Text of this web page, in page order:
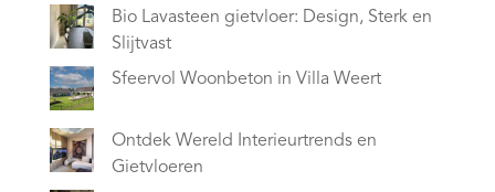
Bio Lavasteen gietvloer: Design, Sterk en
Slijtvast
Sfeervol Woonbeton in Villa Weert
Ontdek Wereld Interieurtrends en
Gietvloeren